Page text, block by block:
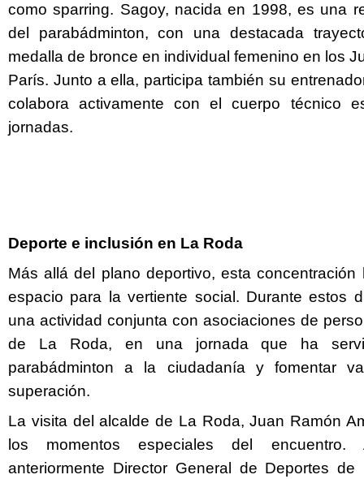
como sparring. Sagoy, nacida en 1998, es una
del parabádminton, con una destacada
medalla de bronce en individual femenino en los
París. Junto a ella, participa también su
colabora activamente con el cuerpo técnico
jornadas.
Deporte e inclusión en La Roda
Más allá del plano deportivo, esta concentración
espacio para la vertiente social. Durante estos
una actividad conjunta con asociaciones de
de La Roda, en una jornada que ha
parabádminton a la ciudadanía y fomentar
superación.
La visita del alcalde de La Roda, Juan Ramón
los momentos especiales del encuentro.
anteriormente Director General de Deportes